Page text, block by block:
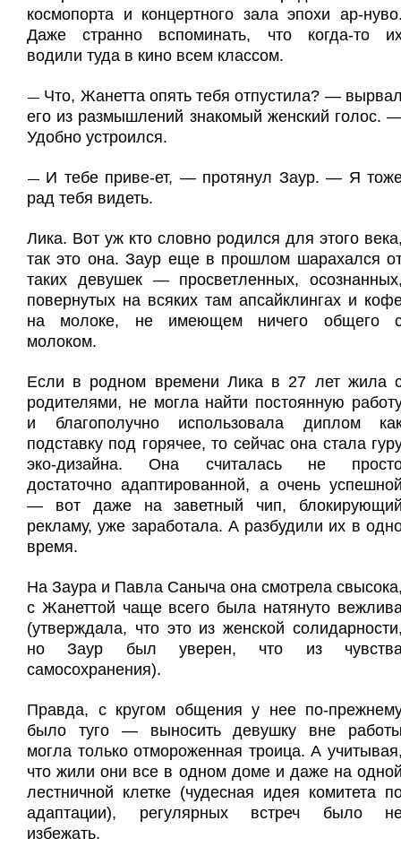
космопорта и концертного зала эпохи ар-
Даже странно вспоминать, что когда-то
водили туда в кино всем классом.
— Что, Жанетта опять тебя отпустила? —
его из размышлений знакомый женский голос.
Удобно устроился.
— И тебе приве-ет, — протянул Заур. — Я
рад тебя видеть.
Лика. Вот уж кто словно родился для этого
так это она. Заур еще в прошлом шарахался
таких девушек — просветленных,
повернутых на всяких там апсайклингах и
на молоке, не имеющем ничего общего
молоком.
Если в родном времени Лика в 27 лет жила
родителями, не могла найти постоянную
и благополучно использовала диплом
подставку под горячее, то сейчас она стала
эко-дизайна. Она считалась не
достаточно адаптированной, а очень
— вот даже на заветный чип,
рекламу, уже заработала. А разбудили их в
время.
На Заура и Павла Саныча она смотрела
с Жанеттой чаще всего была натянуто
(утверждала, что это из женской
но Заур был уверен, что из
самосохранения).
Правда, с кругом общения у нее по-
было туго — выносить девушку вне
могла только отмороженная троица. А
что жили они все в одном доме и даже на
лестничной клетке (чудесная идея комитета
адаптации), регулярных встреч было
избежать.